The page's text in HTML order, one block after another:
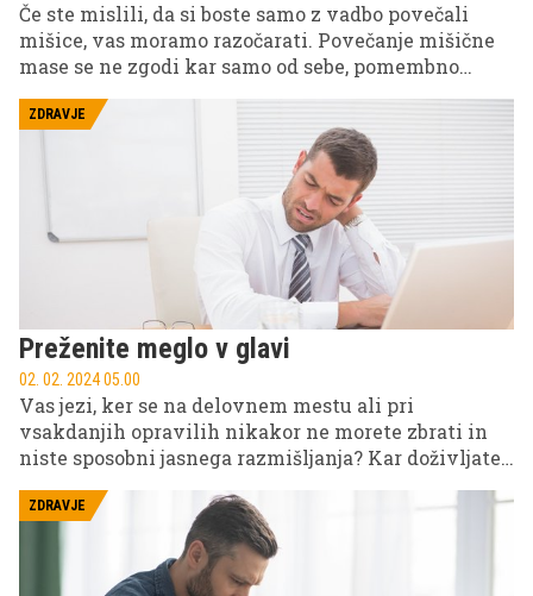
Če ste mislili, da si boste samo z vadbo povečali
mišice, vas moramo razočarati. Povečanje mišične
mase se ne zgodi kar samo od sebe, pomembno
ZDRAVJE
Preženite meglo v glavi
02. 02. 2024 05.00
Vas jezi, ker se na delovnem mestu ali pri
vsakdanjih opravilih nikakor ne morete zbrati in
niste sposobni jasnega razmišljanja? Kar doživljate,
kot si morda mislite.
ZDRAVJE